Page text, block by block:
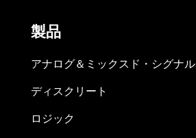
製品
アナログ＆ミックスド・シグナル
ディスクリート
ロジック